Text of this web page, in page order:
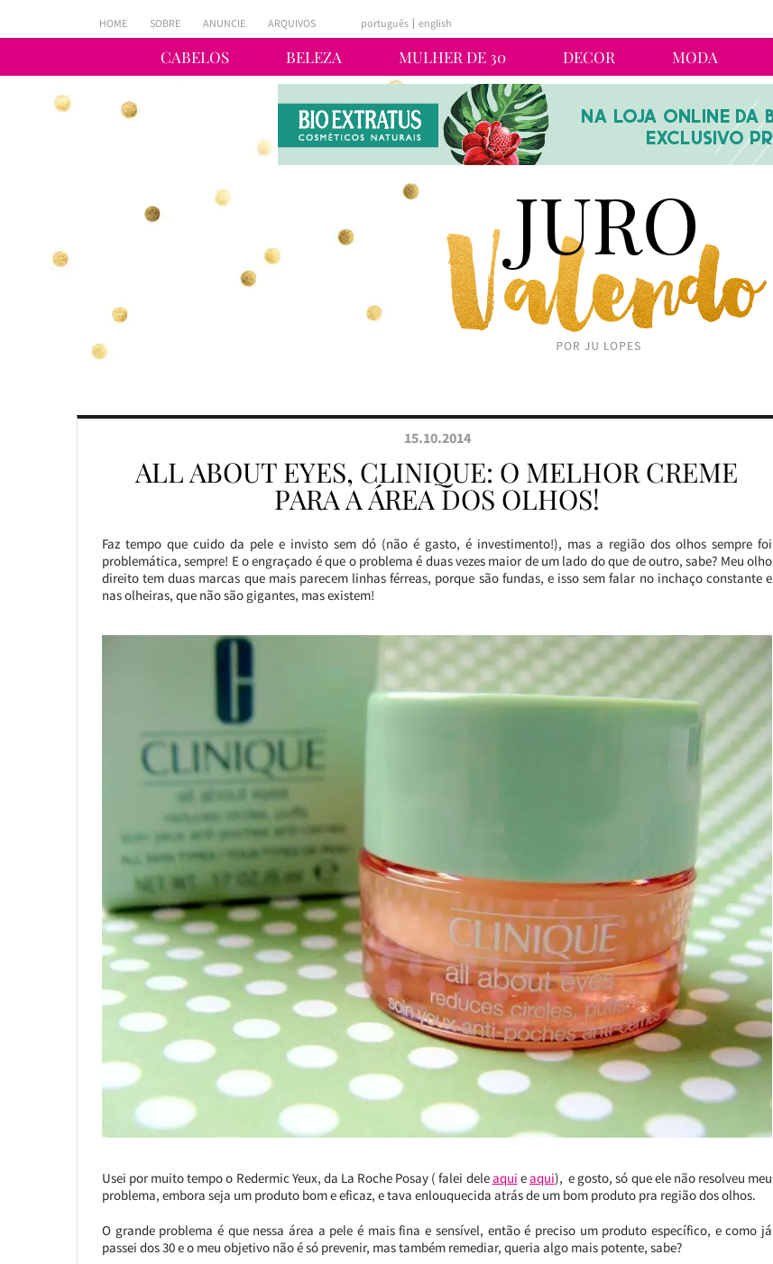
CABELOS BELEZA MULHER DE 30 DECOR MODA
HOME SOBRE ANUNCIE ARQUIVOS português english
15.10.2014
ALL ABOUT EYES, CLINIQUE: O MELHOR CREME
PARA A ÁREA DOS OLHOS!
Faz tempo que cuido da pele e invisto sem dó (não é gasto, é investimento!), mas a região dos olhos sempre foi
problemática, sempre! E o engraçado é que o problema é duas vezes maior de um lado do que de outro, sabe? Meu olho
direito tem duas marcas que mais parecem linhas férreas, porque são fundas, e isso sem falar no inchaço constante e
nas olheiras, que não são gigantes, mas existem!
Usei por muito tempo o Redermic Yeux, da La Roche Posay ( falei deleaqui eaqui), e gosto, só que ele não resolveu meu
problema, embora seja um produto bom e eficaz, e tava enlouquecida atrás de um bom produto pra região dos olhos.
O grande problema é que nessa área a pele é mais fina e sensível, então é preciso um produto específico, e como já
passei dos 30 e o meu objetivo não é só prevenir, mas também remediar, queria algo mais potente, sabe?